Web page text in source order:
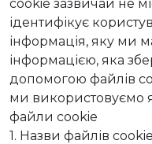
cookie зазвичай не
ідентифікує
інформація, яку ми
інформацією, яка
допомогою файлів
ми використовуємо
файли cookie
1. Назви файлів